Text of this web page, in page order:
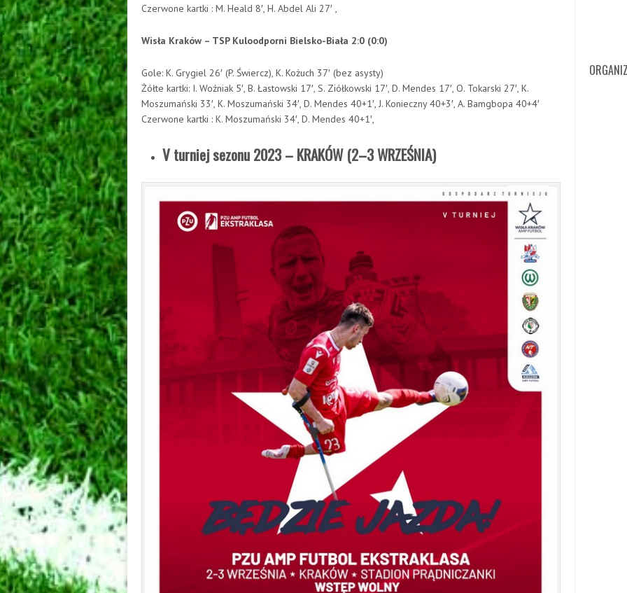
Czerwone kartki : M. Heald 8′, H. Abdel Ali 27′ ,
Wisła Kraków – TSP Kuloodporni Bielsko-Biała 2:0 (0:0)
Gole: K. Grygiel 26′ (P. Świercz), K. Kożuch 37′ (bez asysty)
Żółte kartki: I. Woźniak 5′, B. Łastowski 17′, S. Ziółkowski 17′, D. Mendes 17′, O. Tokarski 27′, K.
Moszumański 33′, K. Moszumański 34′, D. Mendes 40+1′, J. Konieczny 40+3′, A. Bamgbopa 40+4′
Czerwone kartki : K. Moszumański 34′, D. Mendes 40+1′,
V turniej sezonu 2023 – KRAKÓW(2–3 WRZEŚNIA)